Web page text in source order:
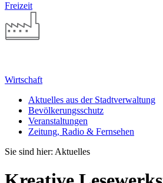
Freizeit
Wirtschaft
Aktuelles aus der Stadtverwaltung
Bevölkerungsschutz
Veranstaltungen
Zeitung, Radio & Fernsehen
Sie sind hier: Aktuelles